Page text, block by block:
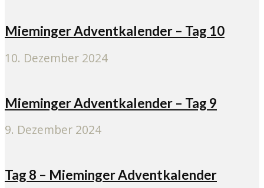
Mieminger Adventkalender – Tag 10
10. Dezember 2024
Mieminger Adventkalender – Tag 9
9. Dezember 2024
Tag 8 – Mieminger Adventkalender